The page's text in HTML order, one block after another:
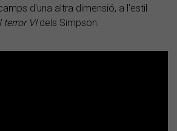
d'una altra dimensió, a l'estil
terror VIdels Simpson.